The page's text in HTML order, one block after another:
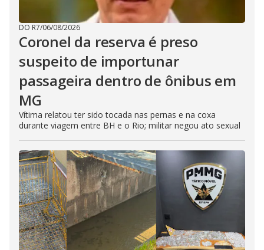
DO R7/06/08/2026
Coronel da reserva é preso
suspeito de importunar
passageira dentro de ônibus em
MG
Vítima relatou ter sido tocada nas pernas e na coxa
durante viagem entre BH e o Rio; militar negou ato sexual